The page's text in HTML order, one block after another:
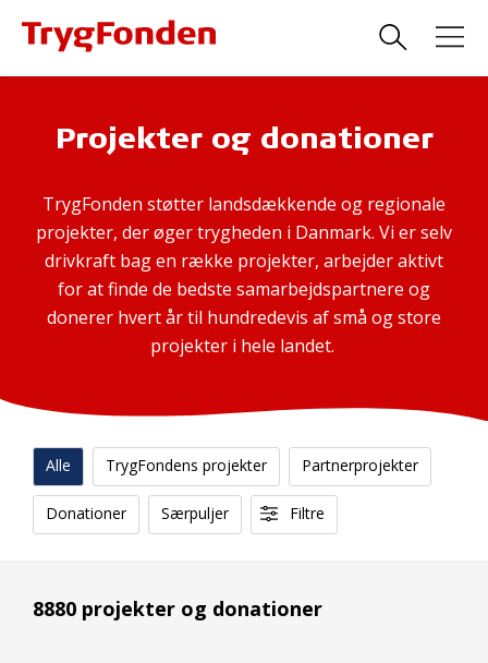
Projekter og donationer
TrygFonden støtter landsdækkende og regionale
projekter, der øger trygheden i Danmark. Vi er selv
drivkraft bag en række projekter, arbejder aktivt
for at finde de bedste samarbejdspartnere og
donerer hvert år til hundredevis af små og store
projekter i hele landet.
Alle TrygFondens projekter Partnerprojekter
Donationer Særpuljer Filtre
8880 projekter og donationer